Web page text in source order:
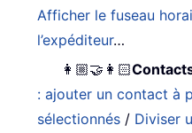
Afficher le fuseau
l’expéditeur…
👩🏼‍🤝‍👩🏻
: ajouter un contact à
sélectionnés / Diviser